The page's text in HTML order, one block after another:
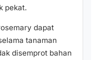
pekat.
dapat
tanaman
disemprot bahan